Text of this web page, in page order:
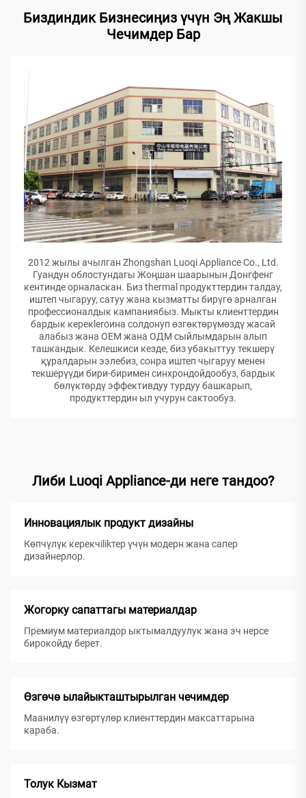
Биздиндик Бизнесиңиз үчүн Эң Жакшы
Чечимдер Бар
2012 жылы ачылган Zhongshan Luoqi Appliance Co., Ltd.
Гуандун облостундагы Жоңшан шаарынын Донгфенг
кентинде орналаскан. Биз thermal продукттердин талдау,
иштеп чыгаруу, сатуу жана кызматты бирүгө арналган
профессионалдык кампаниябыз. Мыкты клиенттердин
бардык керекleroина солдонуп өзгөктөрүмөздү жасай
алабыз жана ОЕМ жана ОДМ сыйлымдарын алып
ташкандык. Келешкиси кезде, биз убакыттуу текшерү
құралдарын ээлебиз, сонра иштеп чыгаруу менен
текшерүүди бири-биримен синхрондойдообуз, бардык
бөлүктөрдү эффективдуу турдуу башкарып,
продукттердин ыл учурун сактообуз.
Либи Luoqi Appliance-ди неге тандоо?
Инновациялык продукт дизайны
Көпчүлүк керекчilikтер үчүн модерн жана сапер
дизайнерлор.
Жогорку сапаттагы материалдар
Премиум материалдор ыктымалдуулук жана эч нерсе
бирокойду берет.
Өзгөчө ылайыкташтырылган чечимдер
Маанилүү өзгөртүлөр клиенттердин максаттарына
караба.
Толук Кызмат